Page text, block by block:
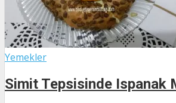
Yemekler
Simit Tepsisinde Ispanak